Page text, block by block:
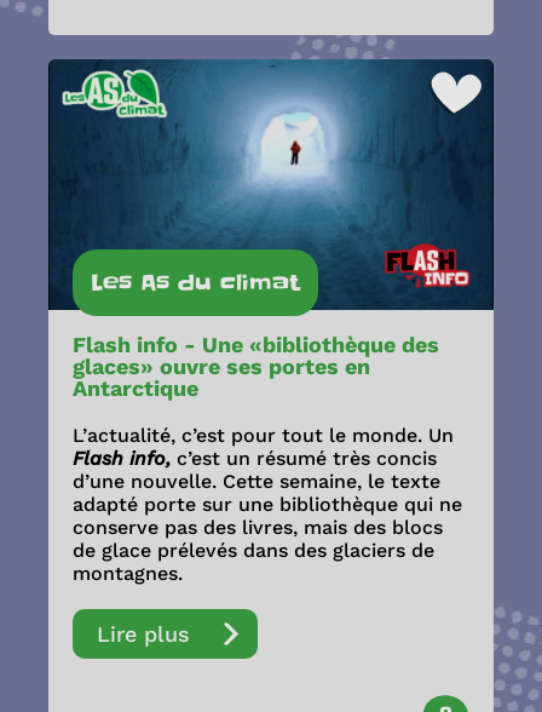
Les As du climat
Flash info - Une «bibliothèque des
glaces» ouvre ses portes en
Antarctique
L’actualité, c’est pour tout le monde. Un
Flash info, c’est un résumé très concis
d’une nouvelle. Cette semaine, le texte
adapté porte sur une bibliothèque qui ne
conserve pas des livres, mais des blocs
de glace prélevés dans des glaciers de
montagnes.
Lire plus